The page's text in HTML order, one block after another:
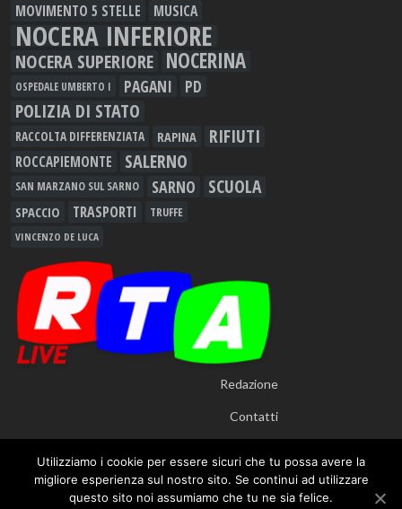
MOVIMENTO 5 STELLE MUSICA
NOCERA INFERIORE
NOCERA SUPERIORE NOCERINA
OSPEDALE UMBERTO I PAGANI PD
POLIZIA DI STATO
RACCOLTA DIFFERENZIATA RAPINA RIFIUTI
ROCCAPIEMONTE SALERNO
SAN MARZANO SUL SARNO SARNO SCUOLA
SPACCIO TRASPORTI TRUFFE
VINCENZO DE LUCA
Redazione
Contatti
Utilizziamo i cookie per essere sicuri che tu possa avere la
migliore esperienza sul nostro sito. Se continui ad utilizzare
questo sito noi assumiamo che tu ne sia felice.